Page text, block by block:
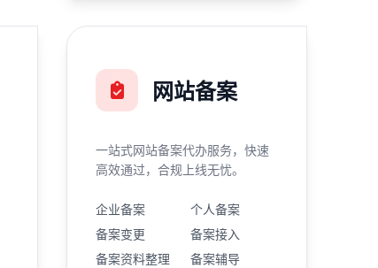
网站备案
一站式网站备案代办服务，快速
高效通过，合规上线无忧。
企业备案
个人备案
备案变更
备案接入
备案资料整理
备案辅导